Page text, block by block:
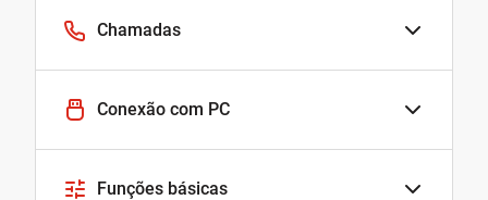
Chamadas
Conexão com PC
Funções básicas